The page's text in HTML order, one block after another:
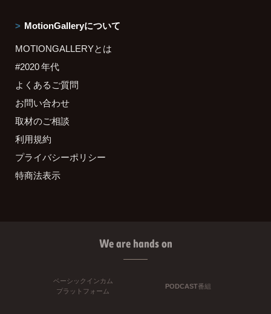
MotionGalleryについて
MOTIONGALLERYとは
#2020 年代
よくあるご質問
お問い合わせ
取材のご相談
利用規約
プライバシーポリシー
特商法表示
We are hands on
ベーシックインカム
プラットフォーム
PODCAST番組